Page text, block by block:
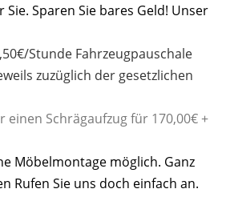
Sparen Sie bares Geld! Unser
Stunde Fahrzeugpauschale
zuzüglich der gesetzlichen
einen Schrägaufzug für 170,00€ +
Möbelmontage möglich. Ganz
Rufen Sie uns doch einfach an.